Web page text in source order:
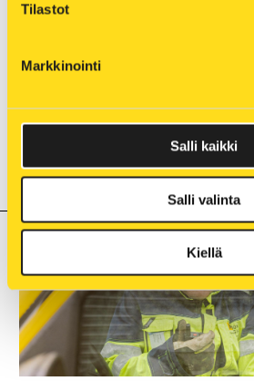
Tilastot
Markkinointi
Salli kaikki
Salli valinta
Kiellä
Virtaa työmaan tarpeisiin
» Lue lisää